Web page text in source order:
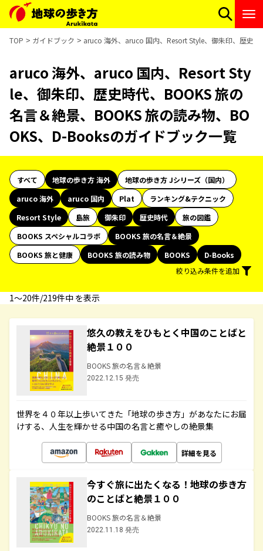
TOP ガイドブック aruco 海外、aruco 国内、Resort Style、御朱印、歴史
aruco 海外、aruco 国内、Resort Sty
le、御朱印、歴史時代、BOOKS 旅の
名言＆絶景、BOOKS 旅の読み物、BO
OKS、D-Booksのガイドブック一覧
すべて 地球の歩き方 海外
地球の歩き方 Jシリーズ（国内）
aruco 海外
aruco 国内 Plat
ランキング&テクニック
Resort Style
島旅 御朱印 歴史時代
旅の図鑑
BOOKS スペシャルコラボ
BOOKS 旅の名言＆絶景
BOOKS 旅と健康
BOOKS 旅の読み物 BOOKS
D-Books
絞り込み条件を追加
1〜20件/219件中 を表示
悠久の教えをひもとく中国のことばと
絶景１００
BOOKS 旅の名言＆絶景
2022.12.15 発売
世界を４０年以上歩いてきた「地球の歩き方」があなたにお届
けする、人生を輝かせる中国の名言と癒やしの絶景集
詳細を見る
今すぐ旅に出たくなる！地球の歩き方
のことばと絶景１００
BOOKS 旅の名言＆絶景
2022.11.18 発売